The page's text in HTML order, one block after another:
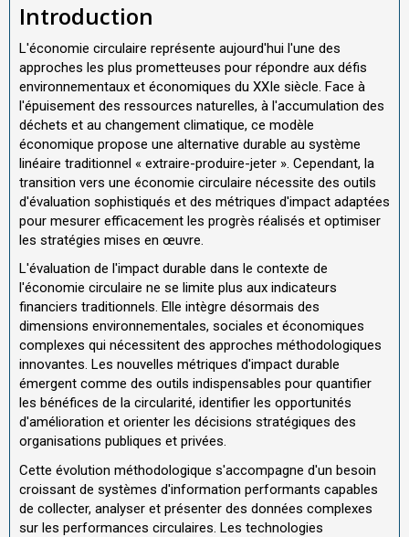
Introduction
L'économie circulaire représente aujourd'hui l'une des
approches les plus prometteuses pour répondre aux défis
environnementaux et économiques du XXIe siècle. Face à
l'épuisement des ressources naturelles, à l'accumulation des
déchets et au changement climatique, ce modèle
économique propose une alternative durable au système
linéaire traditionnel « extraire-produire-jeter ». Cependant, la
transition vers une économie circulaire nécessite des outils
d'évaluation sophistiqués et des métriques d'impact adaptées
pour mesurer efficacement les progrès réalisés et optimiser
les stratégies mises en œuvre.
L'évaluation de l'impact durable dans le contexte de
l'économie circulaire ne se limite plus aux indicateurs
financiers traditionnels. Elle intègre désormais des
dimensions environnementales, sociales et économiques
complexes qui nécessitent des approches méthodologiques
innovantes. Les nouvelles métriques d'impact durable
émergent comme des outils indispensables pour quantifier
les bénéfices de la circularité, identifier les opportunités
d'amélioration et orienter les décisions stratégiques des
organisations publiques et privées.
Cette évolution méthodologique s'accompagne d'un besoin
croissant de systèmes d'information performants capables
de collecter, analyser et présenter des données complexes
sur les performances circulaires. Les technologies